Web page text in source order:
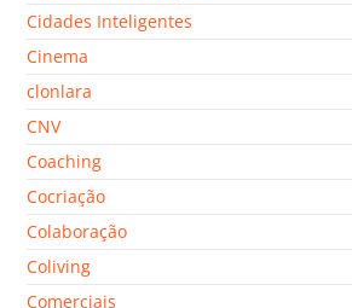
Cidades Inteligentes
Cinema
clonlara
CNV
Coaching
Cocriação
Colaboração
Coliving
Comerciais